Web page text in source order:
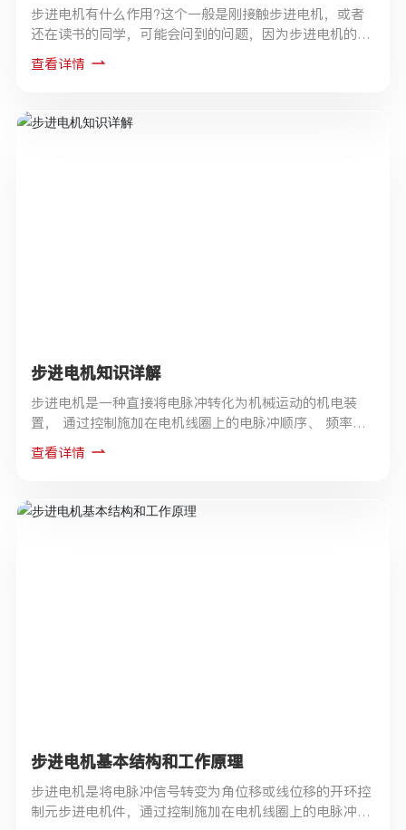
步进电机有什么作用?这个一般是刚接触步进电机，或者
还在读书的同学，可能会问到的问题，因为步进电机的原
理是通过脉冲信号转换成线位移或角位移的电机。
查看详情
步进电机知识详解
步进电机是一种直接将电脉冲转化为机械运动的机电装
置， 通过控制施加在电机线圈上的电脉冲顺序、 频率和
数量， 可以实现对步进电机的转向、 速度和旋转角度的
控制。
查看详情
步进电机基本结构和工作原理
步进电机是将电脉冲信号转变为角位移或线位移的开环控
制元步进电机件，通过控制施加在电机线圈上的电脉冲顺